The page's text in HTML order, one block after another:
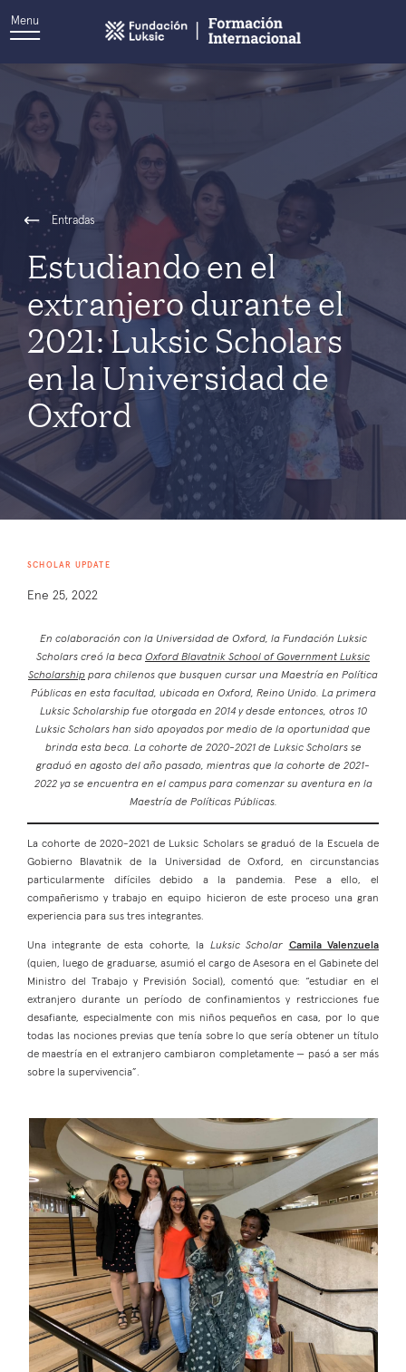
Menu
Entradas
Estudiando en el
extranjero durante el
2021: Luksic Scholars
en la Universidad de
Oxford
SCHOLAR UPDATE
Ene 25, 2022
En colaboración con la Universidad de Oxford, la Fundación Luksic
Scholars creó la beca Oxford Blavatnik School of Government Luksic
Scholarship para chilenos que busquen cursar una Maestría en Política
Públicas en esta facultad, ubicada en Oxford, Reino Unido. La primera
Luksic Scholarship fue otorgada en 2014 y desde entonces, otros 10
Luksic Scholars han sido apoyados por medio de la oportunidad que
brinda esta beca. La cohorte de 2020-2021 de Luksic Scholars se
graduó en agosto del año pasado, mientras que la cohorte de 2021-
2022 ya se encuentra en el campus para comenzar su aventura en la
Maestría de Políticas Públicas.
La cohorte de 2020-2021 de Luksic Scholars se graduó de la Escuela de
Gobierno Blavatnik de la Universidad de Oxford, en circunstancias
particularmente difíciles debido a la pandemia. Pese a ello, el
compañerismo y trabajo en equipo hicieron de este proceso una gran
experiencia para sus tres integrantes.
Una integrante de esta cohorte, la Luksic Scholar Camila Valenzuela
(quien, luego de graduarse, asumió el cargo de Asesora en el Gabinete del
Ministro del Trabajo y Previsión Social), comentó que: “estudiar en el
extranjero durante un período de confinamientos y restricciones fue
desafiante, especialmente con mis niños pequeños en casa, por lo que
todas las nociones previas que tenía sobre lo que sería obtener un título
de maestría en el extranjero cambiaron completamente — pasó a ser más
sobre la supervivencia”.